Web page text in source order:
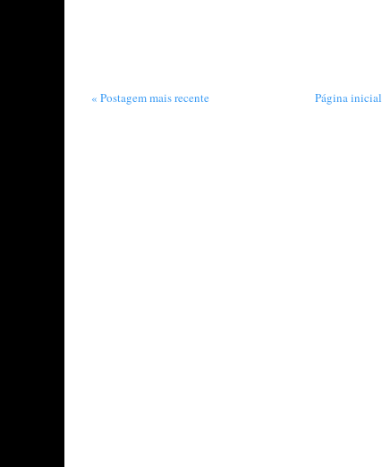
« Postagem mais recente Página inicial